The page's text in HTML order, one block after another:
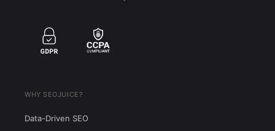
WHY SEOJUICE?
Data-Driven SEO